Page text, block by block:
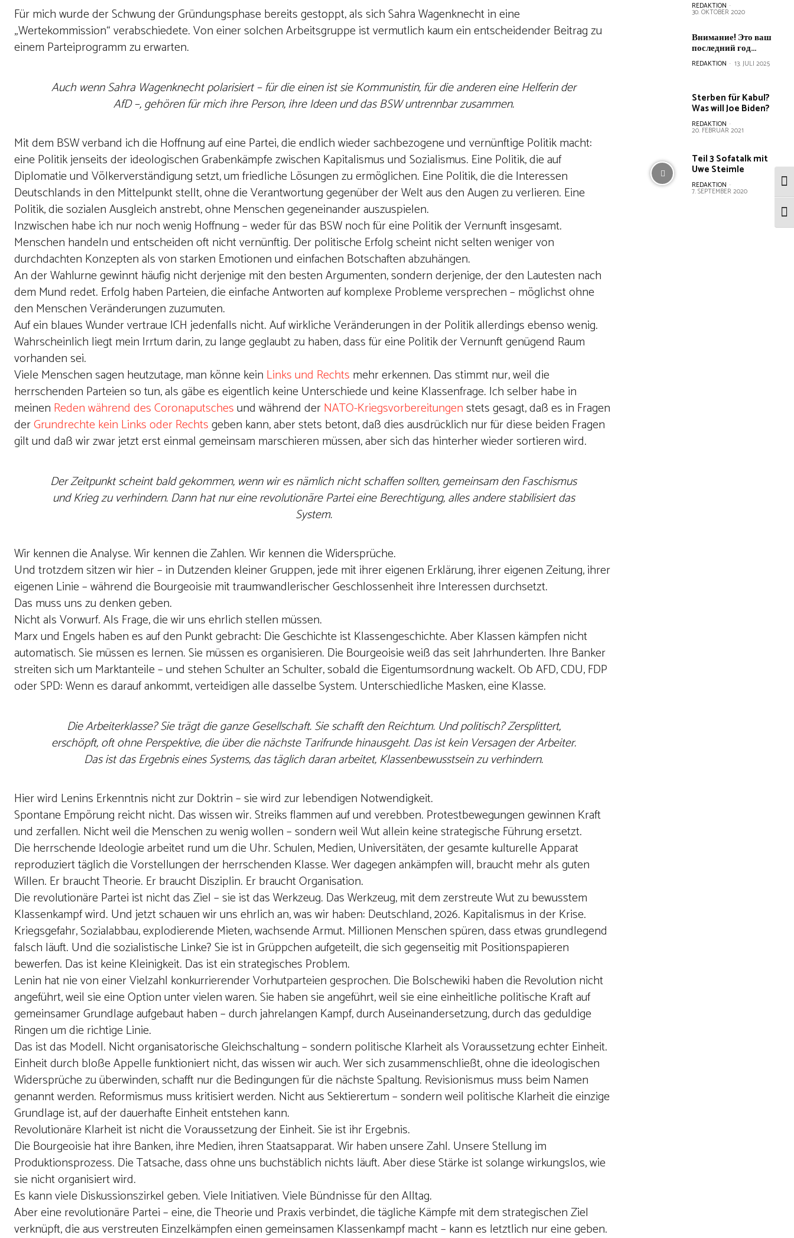
n
g
Für mich wurde der Schwung der Gründungsphase bereits gestoppt, als sich Sahra Wagenknecht in eine
„Wertekommission“ verabschiedete. Von einer solchen Arbeitsgruppe ist vermutlich kaum ein entscheidender Beitrag zu
einem Parteiprogramm zu erwarten.
Auch wenn Sahra Wagenknecht polarisiert – für die einen ist sie Kommunistin, für die anderen eine Helferin der
AfD –, gehören für mich ihre Person, ihre Ideen und das BSW untrennbar zusammen.
Mit dem BSW verband ich die Hoffnung auf eine Partei, die endlich wieder sachbezogene und vernünftige Politik macht:
eine Politik jenseits der ideologischen Grabenkämpfe zwischen Kapitalismus und Sozialismus. Eine Politik, die auf
Diplomatie und Völkerverständigung setzt, um friedliche Lösungen zu ermöglichen. Eine Politik, die die Interessen
Deutschlands in den Mittelpunkt stellt, ohne die Verantwortung gegenüber der Welt aus den Augen zu verlieren. Eine
Politik, die sozialen Ausgleich anstrebt, ohne Menschen gegeneinander auszuspielen.
Inzwischen habe ich nur noch wenig Hoffnung – weder für das BSW noch für eine Politik der Vernunft insgesamt.
Menschen handeln und entscheiden oft nicht vernünftig. Der politische Erfolg scheint nicht selten weniger von
durchdachten Konzepten als von starken Emotionen und einfachen Botschaften abzuhängen.
An der Wahlurne gewinnt häufig nicht derjenige mit den besten Argumenten, sondern derjenige, der den Lautesten nach
dem Mund redet. Erfolg haben Parteien, die einfache Antworten auf komplexe Probleme versprechen – möglichst ohne
den Menschen Veränderungen zuzumuten.
Auf ein blaues Wunder vertraue ICH jedenfalls nicht. Auf wirkliche Veränderungen in der Politik allerdings ebenso wenig.
Wahrscheinlich liegt mein Irrtum darin, zu lange geglaubt zu haben, dass für eine Politik der Vernunft genügend Raum
vorhanden sei.
Viele Menschen sagen heutzutage, man könne kein Links und Rechts mehr erkennen. Das stimmt nur, weil die
herrschenden Parteien so tun, als gäbe es eigentlich keine Unterschiede und keine Klassenfrage. Ich selber habe in
meinen Reden während des Coronaputschesund während derNATO-Kriegsvorbereitungenstets gesagt, daß es in Fragen
derGrundrechte kein Links oder Rechtsgeben kann, aber stets betont, daß dies ausdrücklich nur für diese beiden Fragen
gilt und daß wir zwar jetzt erst einmal gemeinsam marschieren müssen, aber sich das hinterher wieder sortieren wird.
Der Zeitpunkt scheint bald gekommen, wenn wir es nämlich nicht schaffen sollten, gemeinsam den Faschismus
und Krieg zu verhindern. Dann hat nur eine revolutionäre Partei eine Berechtigung, alles andere stabilisiert das
System.
Wir kennen die Analyse. Wir kennen die Zahlen. Wir kennen die Widersprüche.
Und trotzdem sitzen wir hier – in Dutzenden kleiner Gruppen, jede mit ihrer eigenen Erklärung, ihrer eigenen Zeitung, ihrer
eigenen Linie – während die Bourgeoisie mit traumwandlerischer Geschlossenheit ihre Interessen durchsetzt.
Das muss uns zu denken geben.
Nicht als Vorwurf. Als Frage, die wir uns ehrlich stellen müssen.
Marx und Engels haben es auf den Punkt gebracht: Die Geschichte ist Klassengeschichte. Aber Klassen kämpfen nicht
automatisch. Sie müssen es lernen. Sie müssen es organisieren. Die Bourgeoisie weiß das seit Jahrhunderten. Ihre Banker
streiten sich um Marktanteile – und stehen Schulter an Schulter, sobald die Eigentumsordnung wackelt. Ob AFD, CDU, FDP
oder SPD: Wenn es darauf ankommt, verteidigen alle dasselbe System. Unterschiedliche Masken, eine Klasse.
Die Arbeiterklasse? Sie trägt die ganze Gesellschaft. Sie schafft den Reichtum. Und politisch? Zersplittert,
erschöpft, oft ohne Perspektive, die über die nächste Tarifrunde hinausgeht. Das ist kein Versagen der Arbeiter.
Das ist das Ergebnis eines Systems, das täglich daran arbeitet, Klassenbewusstsein zu verhindern.
Hier wird Lenins Erkenntnis nicht zur Doktrin – sie wird zur lebendigen Notwendigkeit.
Spontane Empörung reicht nicht. Das wissen wir. Streiks flammen auf und verebben. Protestbewegungen gewinnen Kraft
und zerfallen. Nicht weil die Menschen zu wenig wollen – sondern weil Wut allein keine strategische Führung ersetzt.
Die herrschende Ideologie arbeitet rund um die Uhr. Schulen, Medien, Universitäten, der gesamte kulturelle Apparat
reproduziert täglich die Vorstellungen der herrschenden Klasse. Wer dagegen ankämpfen will, braucht mehr als guten
Willen. Er braucht Theorie. Er braucht Disziplin. Er braucht Organisation.
Die revolutionäre Partei ist nicht das Ziel – sie ist das Werkzeug. Das Werkzeug, mit dem zerstreute Wut zu bewusstem
Klassenkampf wird. Und jetzt schauen wir uns ehrlich an, was wir haben: Deutschland, 2026. Kapitalismus in der Krise.
Kriegsgefahr, Sozialabbau, explodierende Mieten, wachsende Armut. Millionen Menschen spüren, dass etwas grundlegend
falsch läuft. Und die sozialistische Linke? Sie ist in Grüppchen aufgeteilt, die sich gegenseitig mit Positionspapieren
bewerfen. Das ist keine Kleinigkeit. Das ist ein strategisches Problem.
Lenin hat nie von einer Vielzahl konkurrierender Vorhutparteien gesprochen. Die Bolschewiki haben die Revolution nicht
angeführt, weil sie eine Option unter vielen waren. Sie haben sie angeführt, weil sie eine einheitliche politische Kraft auf
gemeinsamer Grundlage aufgebaut haben – durch jahrelangen Kampf, durch Auseinandersetzung, durch das geduldige
Ringen um die richtige Linie.
Das ist das Modell. Nicht organisatorische Gleichschaltung – sondern politische Klarheit als Voraussetzung echter Einheit.
Einheit durch bloße Appelle funktioniert nicht, das wissen wir auch. Wer sich zusammenschließt, ohne die ideologischen
Widersprüche zu überwinden, schafft nur die Bedingungen für die nächste Spaltung. Revisionismus muss beim Namen
genannt werden. Reformismus muss kritisiert werden. Nicht aus Sektierertum – sondern weil politische Klarheit die einzige
Grundlage ist, auf der dauerhafte Einheit entstehen kann.
Revolutionäre Klarheit ist nicht die Voraussetzung der Einheit. Sie ist ihr Ergebnis.
Die Bourgeoisie hat ihre Banken, ihre Medien, ihren Staatsapparat. Wir haben unsere Zahl. Unsere Stellung im
Produktionsprozess. Die Tatsache, dass ohne uns buchstäblich nichts läuft. Aber diese Stärke ist solange wirkungslos, wie
sie nicht organisiert wird.
Es kann viele Diskussionszirkel geben. Viele Initiativen. Viele Bündnisse für den Alltag.
Aber eine revolutionäre Partei – eine, die Theorie und Praxis verbindet, die tägliche Kämpfe mit dem strategischen Ziel
verknüpft, die aus verstreuten Einzelkämpfen einen gemeinsamen Klassenkampf macht – kann es letztlich nur eine geben.
REDAKTION -
30. OKTOBER 2020
Внимание! Это ваш
последний год…
REDAKTION - 13. JULI 2025
Sterben für Kabul?
Was will Joe Biden?
REDAKTION -
20. FEBRUAR 2021
Teil 3 Sofatalk mit
Uwe Steimle
REDAKTION -
7. SEPTEMBER 2020